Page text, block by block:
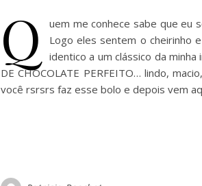
Q
uem me conhece sabe que eu
Logo eles sentem o cheirinho
identico a um clássico da
DE CHOCOLATE PERFEITO… lindo,
você rsrsrs faz esse bolo e depois vem